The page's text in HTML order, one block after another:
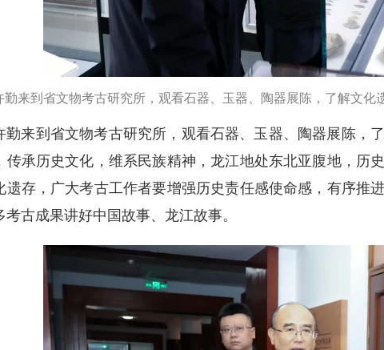
勤来到省文物考古研究所，观看石器、玉器、陶器展陈，了解文化
勤来到省文物考古研究所，观看石器、玉器、陶器展陈，
传承历史文化，维系民族精神，龙江地处东北亚腹地，历
遗存，广大考古工作者要增强历史责任感使命感，有序推
考古成果讲好中国故事、龙江故事。